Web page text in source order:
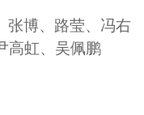
张博、路莹、冯右
高虹、吴佩鹏